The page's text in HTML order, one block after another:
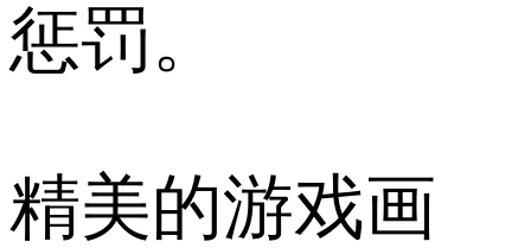
惩罚。
精美的游戏画